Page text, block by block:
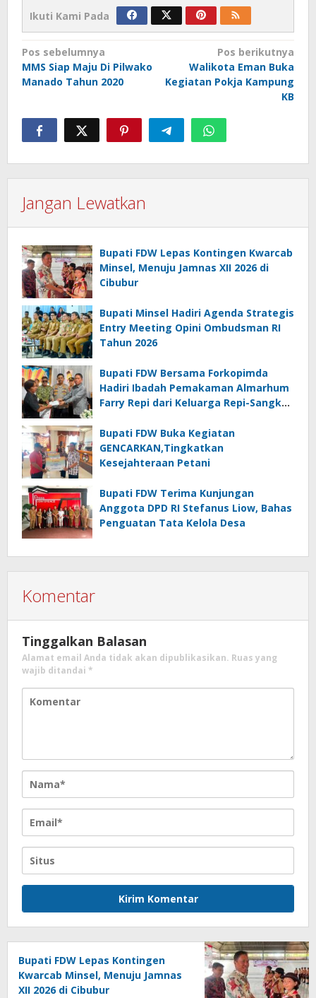
Ikuti Kami Pada
Navigasi
pos
Pos sebelumnya
MMS Siap Maju Di Pilwako
Manado Tahun 2020
Pos berikutnya
Walikota Eman Buka
Kegiatan Pokja Kampung
KB
Jangan Lewatkan
Bupati FDW Lepas Kontingen Kwarcab
Minsel, Menuju Jamnas XII 2026 di
Cibubur
Bupati Minsel Hadiri Agenda Strategis
Entry Meeting Opini Ombudsman RI
Tahun 2026
Bupati FDW Bersama Forkopimda
Hadiri Ibadah Pemakaman Almarhum
Farry Repi dari Keluarga Repi-Sangkoy
Bupati FDW Buka Kegiatan
GENCARKAN,Tingkatkan
Kesejahteraan Petani
Bupati FDW Terima Kunjungan
Anggota DPD RI Stefanus Liow, Bahas
Penguatan Tata Kelola Desa
Komentar
Tinggalkan Balasan
Alamat email Anda tidak akan dipublikasikan. Ruas yang
wajib ditandai *
Bupati FDW Lepas Kontingen
Kwarcab Minsel, Menuju Jamnas
XII 2026 di Cibubur